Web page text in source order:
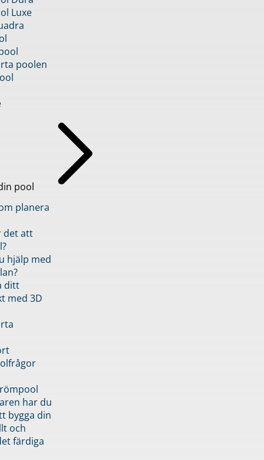
Luxe
poolen
pool
planera
det att
hjälp med
ditt
med 3D
har du
bygga din
och
färdiga